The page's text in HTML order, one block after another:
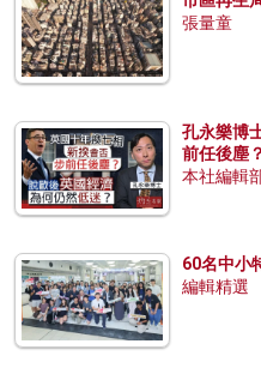
張量童
孔永樂博
前任後塵
本社編輯
60名中小
編輯精選